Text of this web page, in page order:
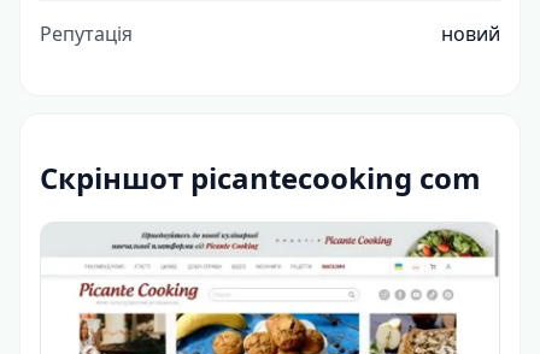
Репутація новий
Скріншот picantecooking com